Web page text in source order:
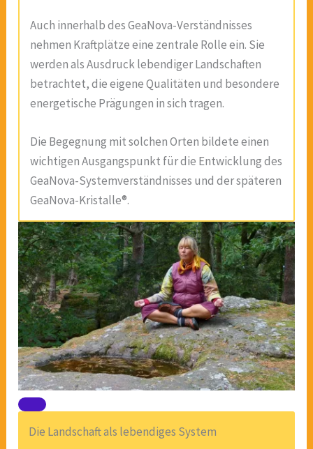
Auch innerhalb des GeaNova-Verständnisses
nehmen Kraftplätze eine zentrale Rolle ein. Sie
werden als Ausdruck lebendiger Landschaften
betrachtet, die eigene Qualitäten und besondere
energetische Prägungen in sich tragen.
Die Begegnung mit solchen Orten bildete einen
wichtigen Ausgangspunkt für die Entwicklung des
GeaNova-Systemverständnisses und der späteren
GeaNova-Kristalle®.
Die Landschaft als lebendiges System